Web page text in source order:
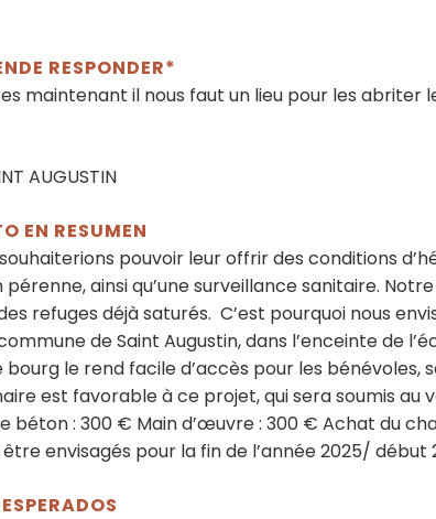
RESPONDER*
maintenant il nous faut un lieu pour les abriter
AUGUSTIN
EN RESUMEN
pouvoir leur offrir des conditions
ainsi qu’une surveillance sanitaire.
refuges déjà saturés. C’est pourquoi nous
de Saint Augustin, dans l’enceinte de
le rend facile d’accès pour les
est favorable à ce projet, qui sera soumis au
béton : 300 € Main d’œuvre : 300 € Achat du
envisagés pour la fin de l’année 2025/ début